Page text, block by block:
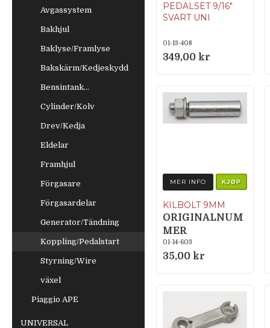
Avgassystem
Bakhjul
Baklyse/Framlyse
Bakskärm/Kedjeskydd
Bensintank...
Cylinder/Kolv
Drev/Kedja
Eldelar
Framhjul
Förgasare
Förgasardelar
Generator/Tändning
Koppling/Pedalstart
Styrning/Wire
växel
Piaggio APE
UNIVERSAL
PEDALSET 9/16″
SVART UNI
01-13-408
349,00 kr
MER INFO KJØP
KILBOLT 9MM
ORIGINALNUM
MER
364.2.13.342.0
01-14-603
35,00 kr